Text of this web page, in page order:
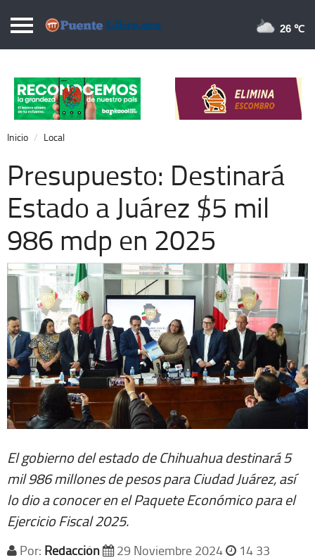
Puentelibre.mx
Local
Nacional
Opinión
Cronos
Economía
Espectáculos
Extra +
26 ℃
Inicio Local
Presupuesto: Destinará
Estado a Juárez $5 mil
986 mdp en 2025
El gobierno del estado de Chihuahua destinará 5
mil 986 millones de pesos para Ciudad Juárez, así
lo dio a conocer en el Paquete Económico para el
Ejercicio Fiscal 2025.
Por: Redacción 29 Noviembre 2024 14 33